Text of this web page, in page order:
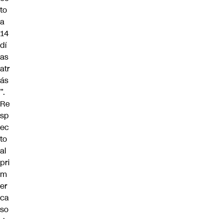
to
a
14
dí
as
atr
ás
”.
Re
sp
ec
to
al
pri
m
er
ca
so